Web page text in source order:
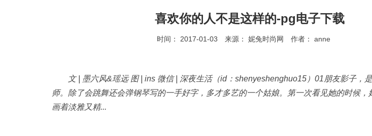
喜欢你的人不是这样的-pg电子下载
时间： 2017-01-03 来源： 妮兔时尚网 作者： anne
文 | 墨六风&瑶远 图 | ins 微信 | 深夜生活（id：shenyeshenghuo15）01朋友影子，
师。除了会跳舞还会弹钢琴写的一手好字，多才多艺的一个姑娘。第一次看见她的时候，
画着淡雅又精...